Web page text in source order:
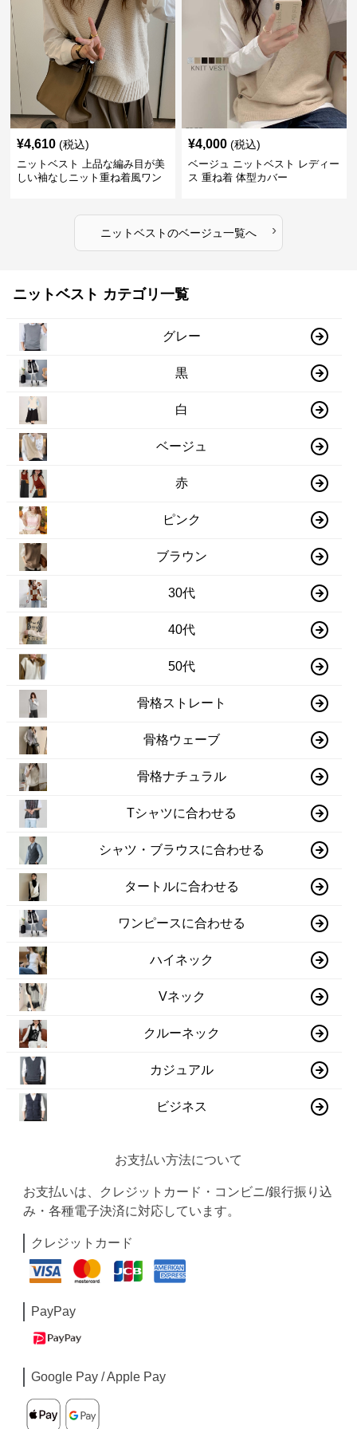
¥4,610 (税込)
ニットベスト 上品な編み目が美
しい袖なしニット重ね着風ワン
¥4,000 (税込)
ベージュ ニットベスト レディー
ス 重ね着 体型カバー
ニットベストのベージュ 一覧へ ›
ニットベスト カテゴリ一覧
グレー
黒
白
ベージュ
赤
ピンク
ブラウン
30代
40代
50代
骨格ストレート
骨格ウェーブ
骨格ナチュラル
Tシャツに合わせる
シャツ・ブラウスに合わせる
タートルに合わせる
ワンピースに合わせる
ハイネック
Vネック
クルーネック
カジュアル
ビジネス
お支払い方法について
お支払いは、クレジットカード・コンビニ/銀行振り込
み・各種電子決済に対応しています。
クレジットカード
PayPay
Google Pay / Apple Pay